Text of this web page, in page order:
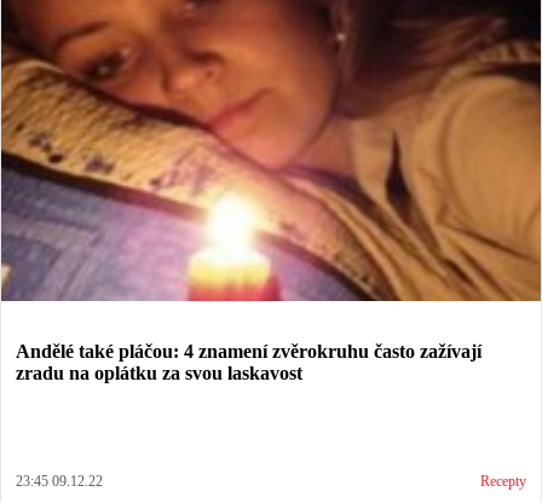
Andělé také pláčou: 4 znamení zvěrokruhu často zažívají
zradu na oplátku za svou laskavost
23:45 09.12.22 Recepty